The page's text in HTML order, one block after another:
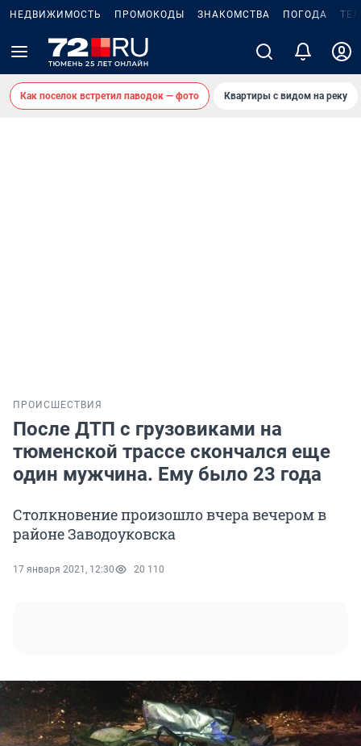
НЕДВИЖИМОСТЬ ПРОМОКОДЫ ЗНАКОМСТВА ПОГОДА
Как поселок встретил паводок — фото Квартиры с видом на реку
ПРОИСШЕСТВИЯ
После ДТП с грузовиками на
тюменской трассе скончался еще
один мужчина. Ему было 23 года
Столкновение произошло вчера вечером в
районе Заводоуковска
17 января 2021, 12:30 20 110